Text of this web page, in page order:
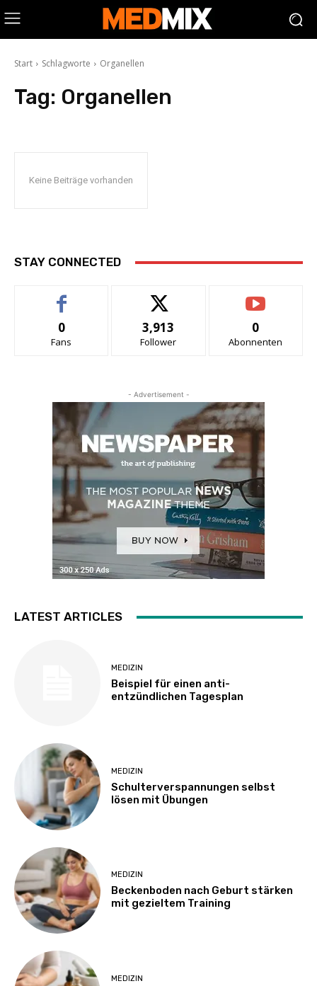
Start Schlagworte Organellen
Tag: Organellen
Keine Beiträge vorhanden
STAY CONNECTED
0
Fans
3,913
Follower
0
Abonnenten
- Advertisement -
LATEST ARTICLES
MEDIZIN
Beispiel für einen anti-
entzündlichen Tagesplan
MEDIZIN
Schulterverspannungen selbst
lösen mit Übungen
MEDIZIN
Beckenboden nach Geburt stärken
mit gezieltem Training
MEDIZIN